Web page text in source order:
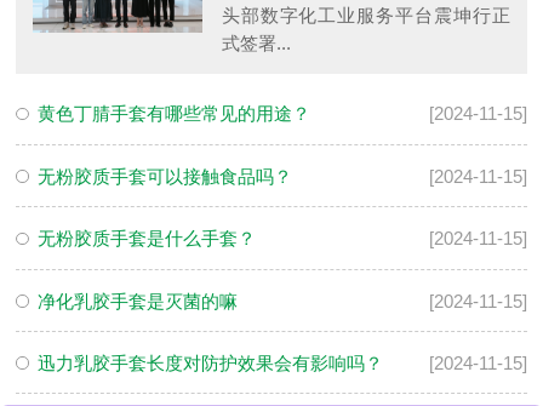
头部数字化工业服务平台震坤行正
式签署...
黄色丁腈手套有哪些常见的用途？ [2024-11-15]
无粉胶质手套可以接触食品吗？ [2024-11-15]
无粉胶质手套是什么手套？ [2024-11-15]
净化乳胶手套是灭菌的嘛 [2024-11-15]
迅力乳胶手套长度对防护效果会有影响吗？ [2024-11-15]